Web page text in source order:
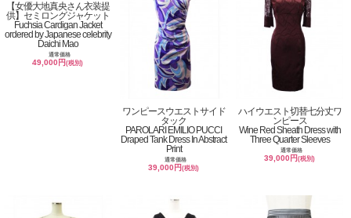
【女優大地真央さん衣装提
供】セミロングジャケット
Fuchsia Cardigan Jacket
ordered by Japanese celebrity
Daichi Mao
通常価格
49,000円(税別)
ワンピースウエストサイド
タック
PAROLARI EMILIO PUCCI
Draped Tank Dress In Abstract
Print
通常価格
39,000円(税別)
ハイウエスト切替七分丈ワ
ンピース
Wine Red Sheath Dress with
Three Quarter Sleeves
通常価格
39,000円(税別)